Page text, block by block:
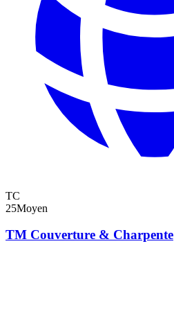
TC
25Moyen
TM Couverture & Charpente